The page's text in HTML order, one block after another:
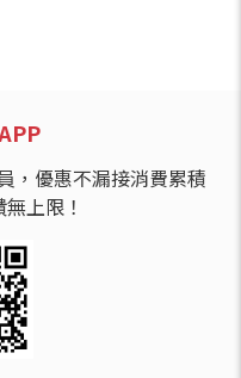
，優惠不漏接消費累積
上限！